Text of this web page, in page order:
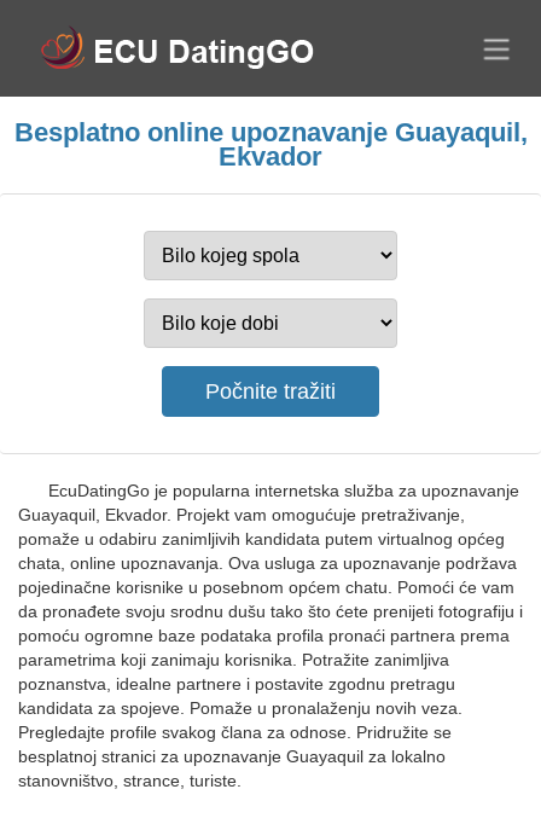
Besplatno online upoznavanje Guayaquil,
Ekvador
EcuDatingGo je popularna internetska služba za upoznavanje
Guayaquil, Ekvador. Projekt vam omogućuje pretraživanje,
pomaže u odabiru zanimljivih kandidata putem virtualnog općeg
chata, online upoznavanja. Ova usluga za upoznavanje podržava
pojedinačne korisnike u posebnom općem chatu. Pomoći će vam
da pronađete svoju srodnu dušu tako što ćete prenijeti fotografiju i
pomoću ogromne baze podataka profila pronaći partnera prema
parametrima koji zanimaju korisnika. Potražite zanimljiva
poznanstva, idealne partnere i postavite zgodnu pretragu
kandidata za spojeve. Pomaže u pronalaženju novih veza.
Pregledajte profile svakog člana za odnose. Pridružite se
besplatnoj stranici za upoznavanje Guayaquil za lokalno
stanovništvo, strance, turiste.